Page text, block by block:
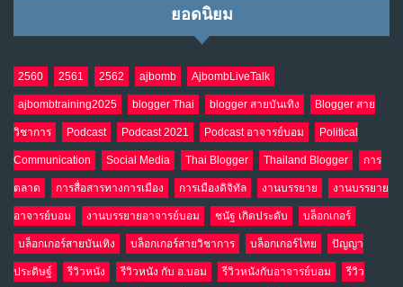
9
NO COMMENTS
10 อินโดนีเซีย กับเกมอำนาจที่มองไม่เห็น
เม.ย. 19, 2026
NO COMMENTS
ยอดนิยม
2560 2561 2562 ajbomb AjbombLiveTalk
ajbombtraining2025 blogger Thai blogger สายบันเทิง Blogger สาย
วิชาการ Podcast Podcast 2021 Podcast อาจารย์บอม Political
Communication Social Media Thai Blogger Thailand Blogger การ
ตลาด การสื่อสารทางการเมือง การเมืองดิจิทัล งานบรรยาย งานบรรยาย
อาจารย์บอม งานบรรยายอาจารย์บอม ชนัฐ เกิดประดับ บล็อกเกอร์
บล็อกเกอร์สายบันเทิง บล็อกเกอร์สายวิชาการ บล็อกเกอร์ไทย ปัญญา
ประดิษฐ์ รีวิวหนัง รีวิวหนัง กับ อ.บอม รีวิวหนังกับอาจารย์บอม รีวิว